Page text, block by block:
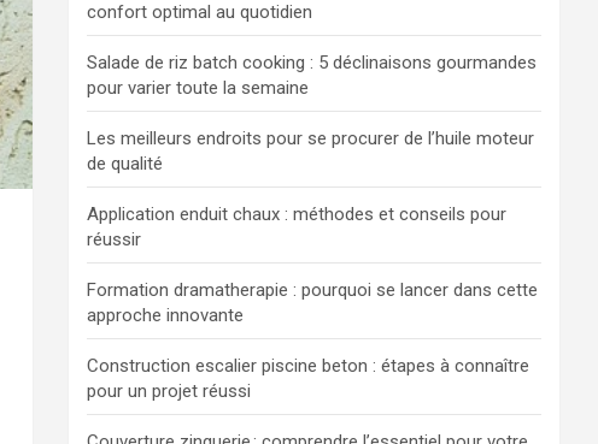
confort optimal au quotidien
Salade de riz batch cooking : 5 déclinaisons gourmandes
pour varier toute la semaine
Les meilleurs endroits pour se procurer de l’huile moteur
de qualité
Application enduit chaux : méthodes et conseils pour
réussir
Formation dramatherapie : pourquoi se lancer dans cette
approche innovante
Construction escalier piscine beton : étapes à connaître
pour un projet réussi